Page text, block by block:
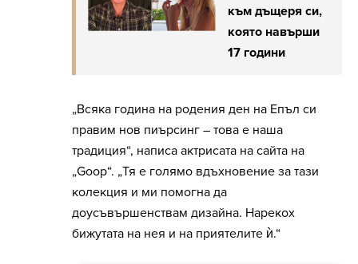
към дъщеря си,
която навърши
17 години
„Всяка година на родения ден на Епъл си
правим нов пиърсинг – това е наша
традиция“, написа актрисата на сайта на
„Goop“. „Тя е голямо вдъхновение за тази
колекция и ми помогна да
доусъвършенствам дизайна. Нарекох
бижутата на нея и на приятелите ѝ.“